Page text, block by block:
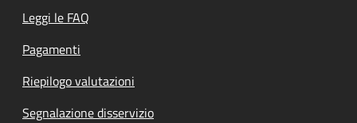
Leggi le FAQ
Pagamenti
Riepilogo valutazioni
Segnalazione disservizio